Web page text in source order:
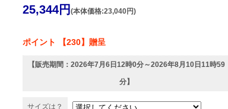
25,344円 (本体価格:23,040円)
ポイント 【230】贈呈
【販売期間： 2026年7月6日12時0分～2026年8月10日11時59
分】
サイズは？